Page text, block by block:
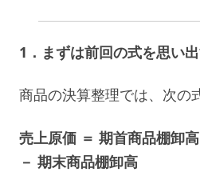
1．まずは前回の式を思い
商品の決算整理では、次の
売上原価 ＝ 期首商品棚卸
－ 期末商品棚卸高